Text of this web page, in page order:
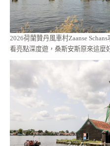
2026荷蘭贊丹風車村Zaanse
看亮點深度遊，桑斯安斯原來這麼